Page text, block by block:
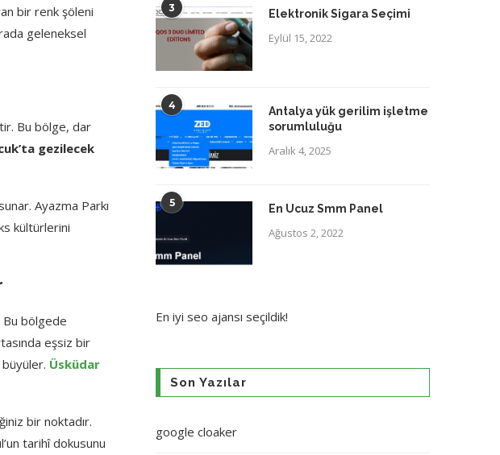
bir renk şöleni
geleneksel
Bu bölge, dar
gezilecek
Ayazma Parkı
kültürlerini
Bu bölgede
eşsiz bir
Üsküdar
bir noktadır.
tarihî dokusunu
3 Elektronik Sigara Seçimi
Eylül 15, 2022
4
Antalya yük gerilim işletme
sorumluluğu
Aralık 4, 2025
5 En Ucuz Smm Panel
Ağustos 2, 2022
En iyi seo ajansı seçildik!
Son Yazılar
google cloaker